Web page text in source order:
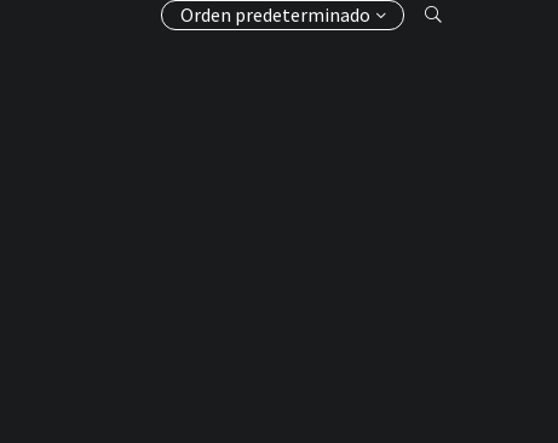
Orden predeterminado